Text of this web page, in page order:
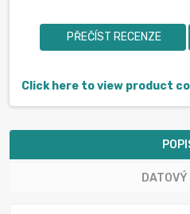
PŘEČÍST RECENZE
Click here to view product